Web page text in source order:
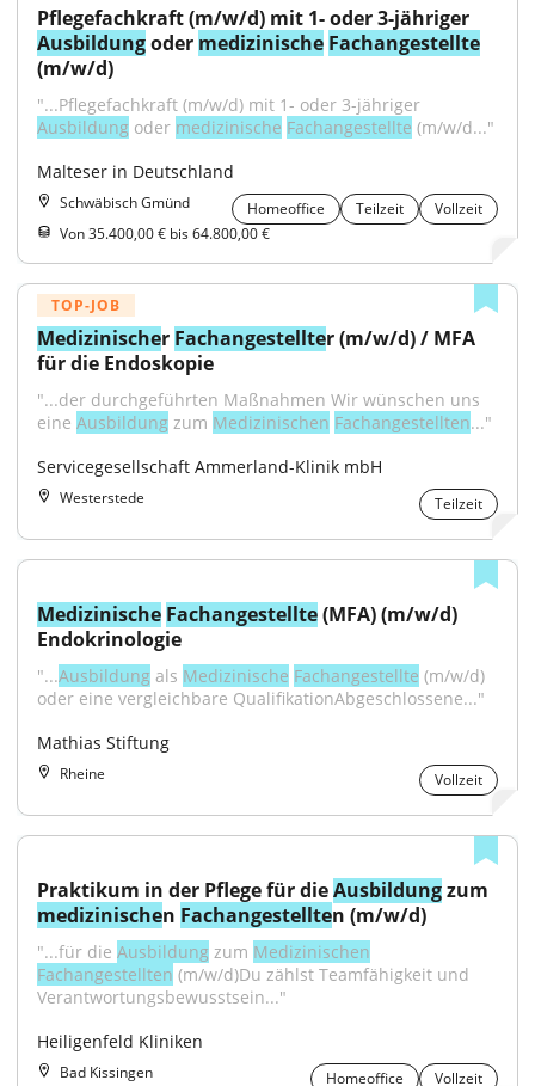
Ausbildung oder medizinische Fachangestellte
(m/w/d)
Ausbildung oder medizinische Fachangestellte (m/w/d..."
Malteser in Deutschland
Schwäbisch Gmünd Homeoffice Teilzeit
Vollzeit
Von 35.400,00 € bis 64.800,00 €
TOP-JOB
Medizinischer Fachangestellter (m/w/d) / MFA
für die Endoskopie
"...der durchgeführten Maßnahmen Wir wünschen uns
eine Ausbildung zum Medizinischen Fachangestellten..."
Servicegesellschaft Ammerland-Klinik mbH
Westerstede Teilzeit
Medizinische Fachangestellte (MFA) (m/w/d)
Endokrinologie
"...Ausbildung als Medizinische Fachangestellte (m/w/d)
oder eine vergleichbare QualifikationAbgeschlossene..."
Mathias Stiftung
Rheine Vollzeit
Praktikum in der Pflege für die Ausbildung
medizinischen Fachangestellten (m/w/d)
"...für die Ausbildung zum Medizinischen
Fachangestellten (m/w/d)Du zählst Teamfähigkeit und
Verantwortungsbewusstsein..."
Heiligenfeld Kliniken
Bad Kissingen Homeoffice Vollzeit